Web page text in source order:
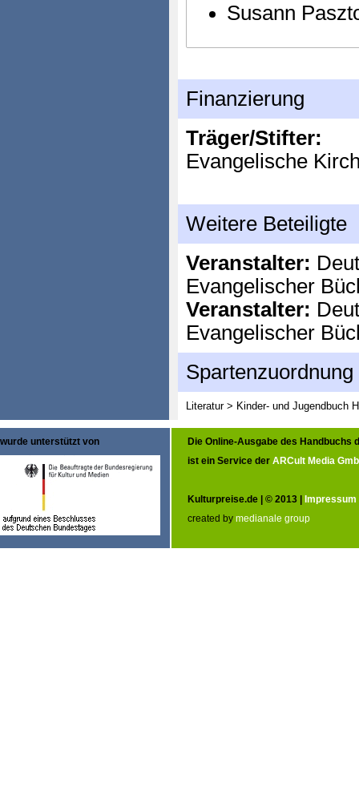
Susann
Finanzierung
Träger/Stifter:
Evangelische
Weitere Beteiligte
Veranstalter:
Evangelischer
Veranstalter:
Evangelischer
Spartenzuordnung
Literatur > Kinder- und Jugendbuch
wurde unterstützt von
Die Online-Ausgabe des Handbuchs
ist ein Service der ARCult Media
Kulturpreise.de | © 2013 | Impressum
created by medianale group